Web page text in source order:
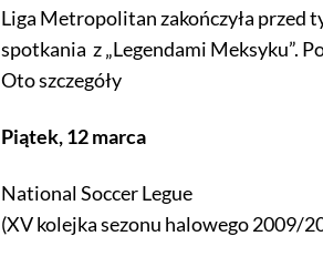
Liga Metropolitan zakończyła przed
spotkania z „Legendami Meksyku”.
Oto szczegóły
Piątek, 12 marca
National Soccer Legue
(XV kolejka sezonu halowego 2009/